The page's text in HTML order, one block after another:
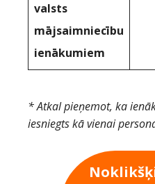
valsts
mājsaimniecību
ienākumiem
* Atkal pieņemot, ka
iesniegts kā vienai